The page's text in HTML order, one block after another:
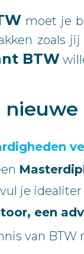
moet je
zoals
BTW
je
een
van